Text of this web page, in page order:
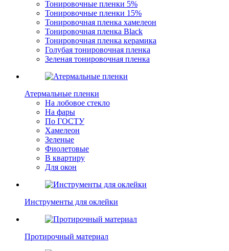
Тонировочные пленки 5%
Тонировочные пленки 15%
Тонировочная пленка хамелеон
Тонировочная пленка Black
Тонировочная пленка керамика
Голубая тонировочная пленка
Зеленая тонировочная пленка
Атермальные пленки
На лобовое стекло
На фары
По ГОСТУ
Хамелеон
Зеленые
Фиолетовые
В квартиру
Для окон
Инструменты для оклейки
Протирочный материал